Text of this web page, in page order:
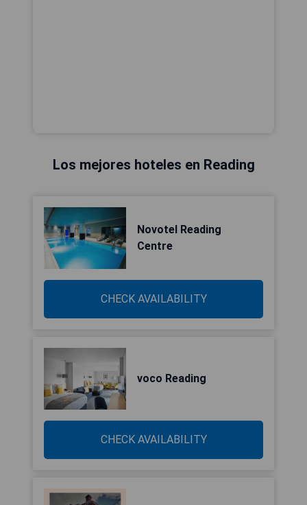
Los mejores hoteles en Reading
Novotel Reading
Centre
CHECK AVAILABILITY
voco Reading
CHECK AVAILABILITY